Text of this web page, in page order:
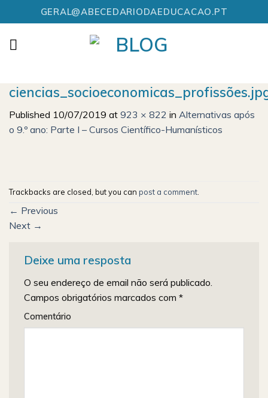
to
content
GERAL@ABECEDARIODAEDUCACAO.PT
Published 10/07/2019 at 923 × 822 in Alternativas após
o 9.º ano: Parte I – Cursos Científico-Humanísticos
Trackbacks are closed, but you can post a comment
← Previous
Next →
Deixe uma resposta
O seu endereço de email não será publicado.
Campos obrigatórios marcados com *
Comentário